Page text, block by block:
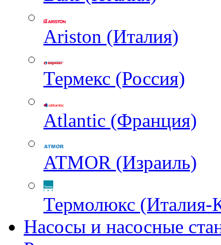
Ariston (Италия)
Термекс (Россия)
Atlantic (Франция)
ATMOR (Израиль)
Термолюкс (Италия-
Насосы и насосные